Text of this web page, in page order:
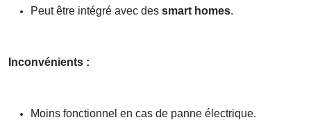
Peut être intégré avec des smart homes.
Inconvénients :
Moins fonctionnel en cas de panne électrique.